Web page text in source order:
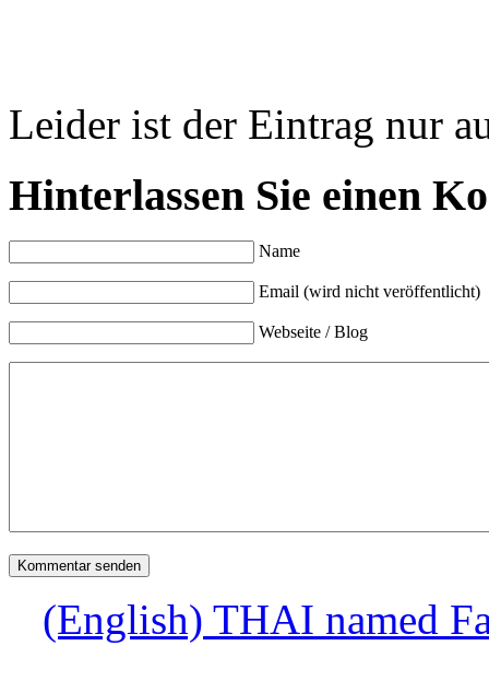
Leider ist der Eintrag nur
Hinterlassen Sie einen
Name
Email (wird nicht veröffentlicht)
Webseite / Blog
(English) THAI named